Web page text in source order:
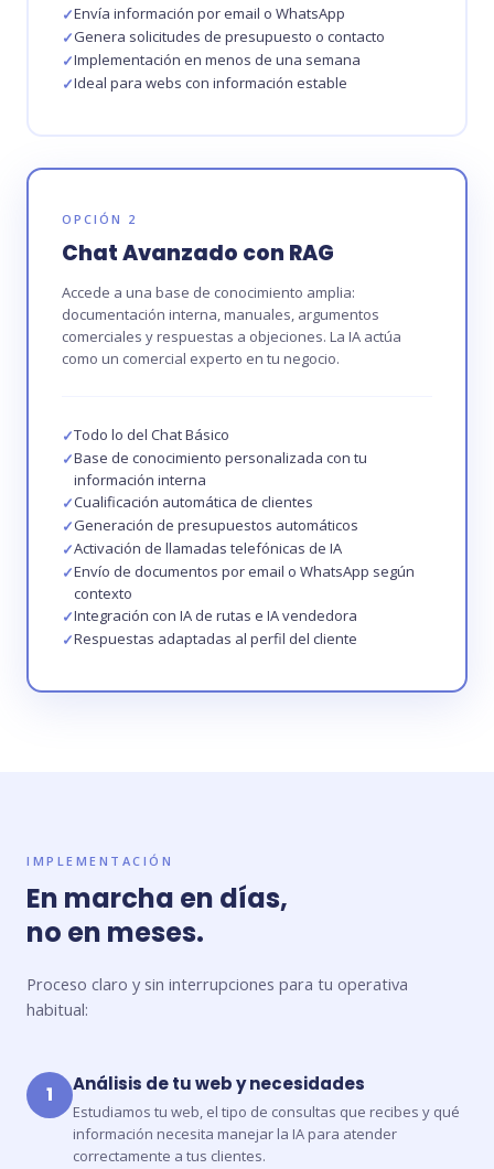
Envía información por email o WhatsApp
Genera solicitudes de presupuesto o contacto
Implementación en menos de una semana
Ideal para webs con información estable
OPCIÓN 2
Chat Avanzado con RAG
Accede a una base de conocimiento amplia:
documentación interna, manuales, argumentos
comerciales y respuestas a objeciones. La IA actúa
como un comercial experto en tu negocio.
Todo lo del Chat Básico
Base de conocimiento personalizada con tu
información interna
Cualificación automática de clientes
Generación de presupuestos automáticos
Activación de llamadas telefónicas de IA
Envío de documentos por email o WhatsApp según
contexto
Integración con IA de rutas e IA vendedora
Respuestas adaptadas al perfil del cliente
IMPLEMENTACIÓN
En marcha en días,
no en meses.
Proceso claro y sin interrupciones para tu operativa
habitual:
1 Análisis de tu web y necesidades
Estudiamos tu web, el tipo de consultas que recibes y qué
información necesita manejar la IA para atender
correctamente a tus clientes.